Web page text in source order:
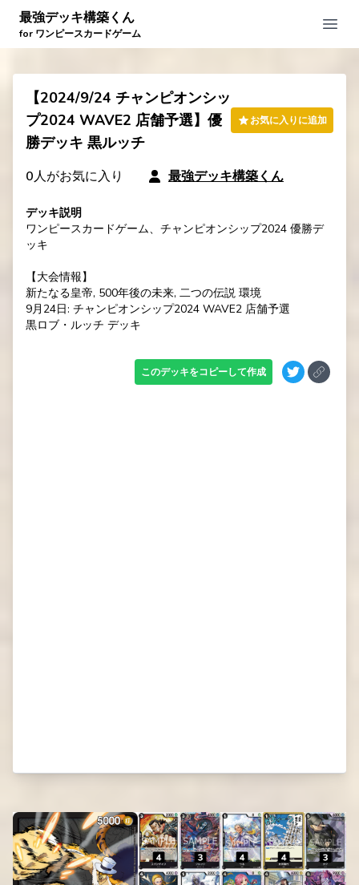
最強デッキ構築くん
for ワンピースカードゲーム
【2024/9/24 チャンピオンシッ
プ2024 WAVE2 店舗予選】優
勝デッキ 黒ルッチ
お気に入りに追加
0人がお気に入り 最強デッキ構築くん
デッキ説明
ワンピースカードゲーム、チャンピオンシップ2024 優勝デ
ッキ
【大会情報】
新たなる皇帝, 500年後の未来, 二つの伝説 環境
9月24日: チャンピオンシップ2024 WAVE2 店舗予選
黒ロブ・ルッチ デッキ
このデッキをコピーして作成